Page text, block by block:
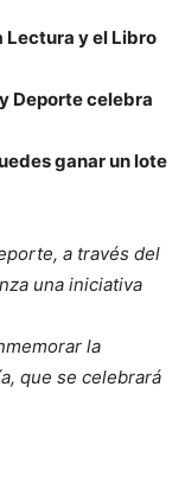
Lectura y el Libro
Deporte celebra
ganar un lote
a través del
una iniciativa
la
que se celebrará